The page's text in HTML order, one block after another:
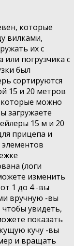
которые
вилками,
их с
погрузчика с
был
сортируются
15 и 20 метров
можно
загружаете
15 м и 20
прицепа и
(логи
изменить
1 до 4 -вы
вручную -вы
увидеть,
показать
кучу -вы
и вращать